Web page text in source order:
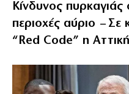
Κίνδυνος πυρκαγιάς
περιοχές αύριο – Σε
“Red Code” η Αττική